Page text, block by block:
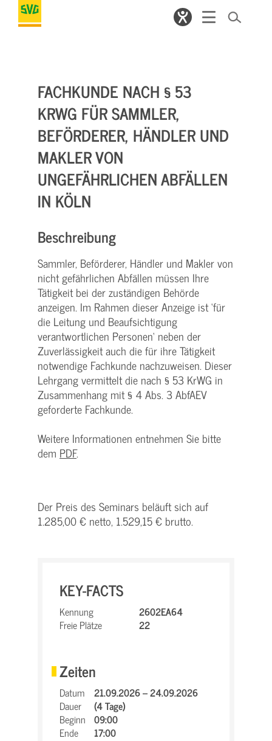
FACHKUNDE NACH § 53
KRWG FÜR SAMMLER,
BEFÖRDERER, HÄNDLER UND
MAKLER VON
UNGEFÄHRLICHEN ABFÄLLEN
IN KÖLN
Beschreibung
Sammler, Beförderer, Händler und Makler von
nicht gefährlichen Abfällen müssen Ihre
Tätigkeit bei der zuständigen Behörde
anzeigen. Im Rahmen dieser Anzeige ist ‘für
die Leitung und Beaufsichtigung
verantwortlichen Personen‘ neben der
Zuverlässigkeit auch die für ihre Tätigkeit
notwendige Fachkunde nachzuweisen. Dieser
Lehrgang vermittelt die nach § 53 KrWG in
Zusammenhang mit § 4 Abs. 3 AbfAEV
geforderte Fachkunde.
Weitere Informationen entnehmen Sie bitte
dem PDF.
Der Preis des Seminars beläuft sich auf
1.285,00 € netto, 1.529,15 € brutto.
KEY-FACTS
Kennung
2602EA64
Freie Plätze
22
Zeiten
Datum
21.09.2026 – 24.09.2026
Dauer
(4 Tage)
Beginn 09:00
Ende
17:00